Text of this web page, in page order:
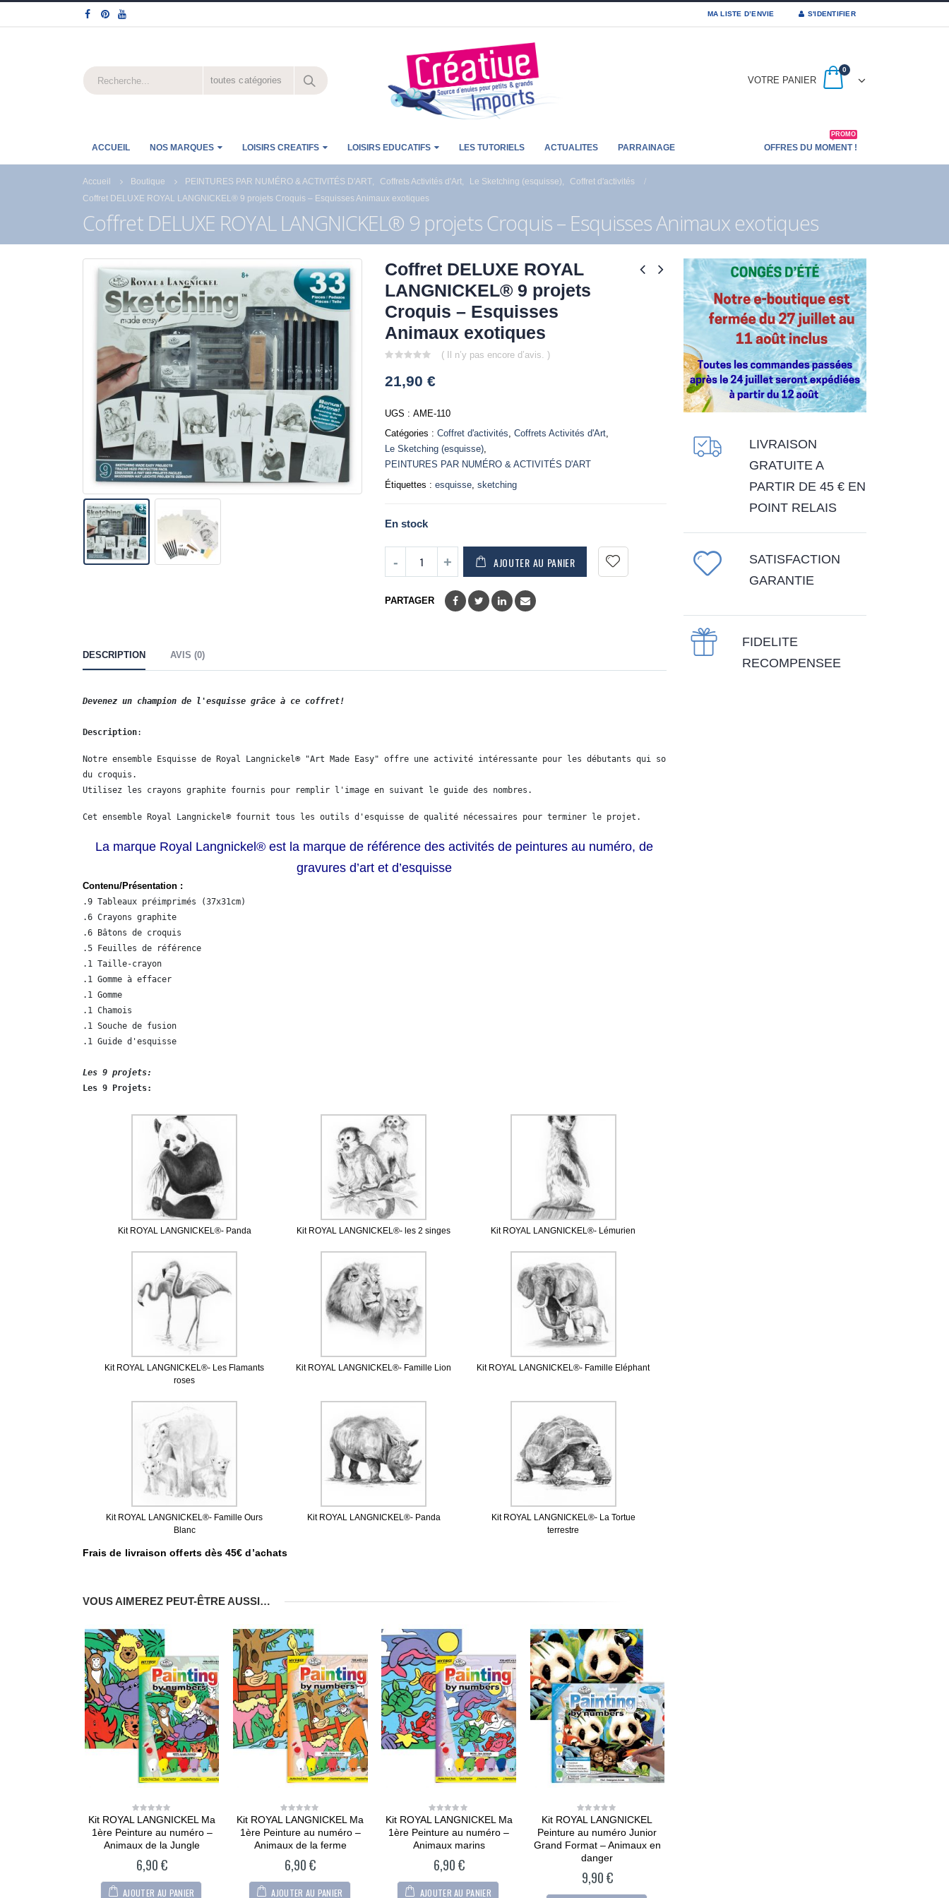
MA LISTE D’ENVIE S'IDENTIFIER
toutes catégories VOTRE PANIER
0
ACCUEIL NOS MARQUES LOISIRS CREATIFS LOISIRS EDUCATIFS LES TUTORIELS ACTUALITES PARRAINAGE OFFRES DU MOMENT !
PROMO
Accueil Boutique PEINTURES PAR NUMÉRO & ACTIVITÉS D'ART Coffrets Activités d'Art Le Sketching (esquisse)
Coffret d'activités
Coffret DELUXE ROYAL LANGNICKEL® 9 projets Croquis – Esquisses Animaux exotiques
Coffret DELUXE ROYAL LANGNICKEL® 9 projets Croquis – Esquisses Animaux exotiques
Coffret DELUXE ROYAL
LANGNICKEL® 9 projets
Croquis – Esquisses
Animaux exotiques
out
of
( Il n’y pas encore d’avis. )
21,90€
UGS :AME-110
Catégories :Coffret d'activités,Coffrets Activités d'Art,
Le Sketching (esquisse),
PEINTURES PAR NUMÉRO & ACTIVITÉS D'ART
Étiquettes :esquisse ,sketching
En stock
AJOUTER AU PANIER
PARTAGER
DESCRIPTION AVIS (0)
Devenez un champion de l'esquisse grâce à ce coffret!
Description:
Notre ensemble Esquisse de Royal Langnickel® "Art Made Easy" offre une activité intéressante pour les débutants qui souhaitent plonger dans le monde de l'art
du croquis.
Utilisez les crayons graphite fournis pour remplir l'image en suivant le guide des nombres.
Cet ensemble Royal Langnickel® fournit tous les outils d'esquisse de qualité nécessaires pour terminer le projet.
La marque Royal Langnickel® est la marque de référence des activités de peintures au numéro, de
gravures d’art et d’esquisse
Contenu/Présentation :
.9 Tableaux préimprimés (37x31cm)
.6 Crayons graphite
.6 Bâtons de croquis
.5 Feuilles de référence
.1 Taille-crayon
.1 Gomme à effacer
.1 Gomme
.1 Chamois
.1 Souche de fusion
.1 Guide d'esquisse
Les 9 projets:
Les 9 Projets:
Kit ROYAL LANGNICKEL®- Panda Kit ROYAL LANGNICKEL®- les 2 singes Kit ROYAL LANGNICKEL®- Lémurien
Kit ROYAL LANGNICKEL®- Les Flamants
roses
Kit ROYAL LANGNICKEL®- Famille Lion Kit ROYAL LANGNICKEL®- Famille Eléphant
Kit ROYAL LANGNICKEL®- Famille Ours
Blanc
Kit ROYAL LANGNICKEL®- Panda
Kit ROYAL LANGNICKEL®- La Tortue
terrestre
Frais de livraison offerts dès 45€ d’achats
VOUS AIMEREZ PEUT-ÊTRE AUSSI…
of
5
Kit ROYAL LANGNICKEL Ma
1ère Peinture au numéro –
Animaux de la Jungle
6,90€
AJOUTER AU PANIER
of
5
Kit ROYAL LANGNICKEL Ma
1ère Peinture au numéro –
Animaux de la ferme
6,90€
AJOUTER AU PANIER
of
5
Kit ROYAL LANGNICKEL Ma
1ère Peinture au numéro –
Animaux marins
6,90€
AJOUTER AU PANIER
0
of
5
Kit ROYAL LANGNICKEL
Peinture au numéro Junior
Grand Format – Animaux en
danger
9,90€
LIVRAISON
GRATUITE A
PARTIR DE 45 € EN
POINT RELAIS
SATISFACTION
GARANTIE
FIDELITE
RECOMPENSEE